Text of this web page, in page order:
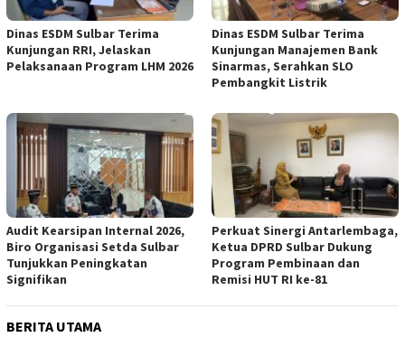
Dinas ESDM Sulbar Terima
Kunjungan RRI, Jelaskan
Pelaksanaan Program LHM 2026
Dinas ESDM Sulbar Terima
Kunjungan Manajemen Bank
Sinarmas, Serahkan SLO
Pembangkit Listrik
Audit Kearsipan Internal 2026,
Biro Organisasi Setda Sulbar
Tunjukkan Peningkatan
Signifikan
Perkuat Sinergi Antarlembaga,
Ketua DPRD Sulbar Dukung
Program Pembinaan dan
Remisi HUT RI ke-81
BERITA UTAMA